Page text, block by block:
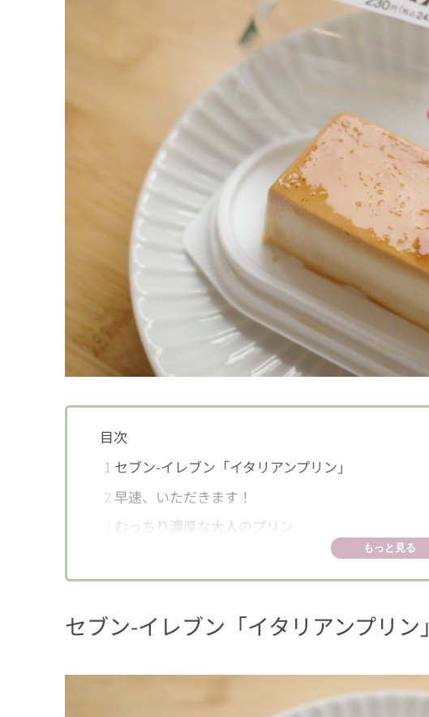
目次
1 セブン-イレブン「イタリアンプリン」
2 早速、いただきます！
むっちり濃厚な大人のプリン
もっと見る
セブン-イレブン「イタリアンプリン」